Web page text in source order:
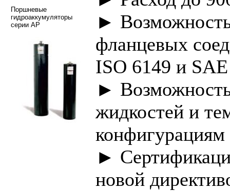
Поршневые
гидроаккумуляторы
серии AP
►
фланцевых
ISO 6149 и SAE
►
жидкостей и
конфигурациям
►
новой